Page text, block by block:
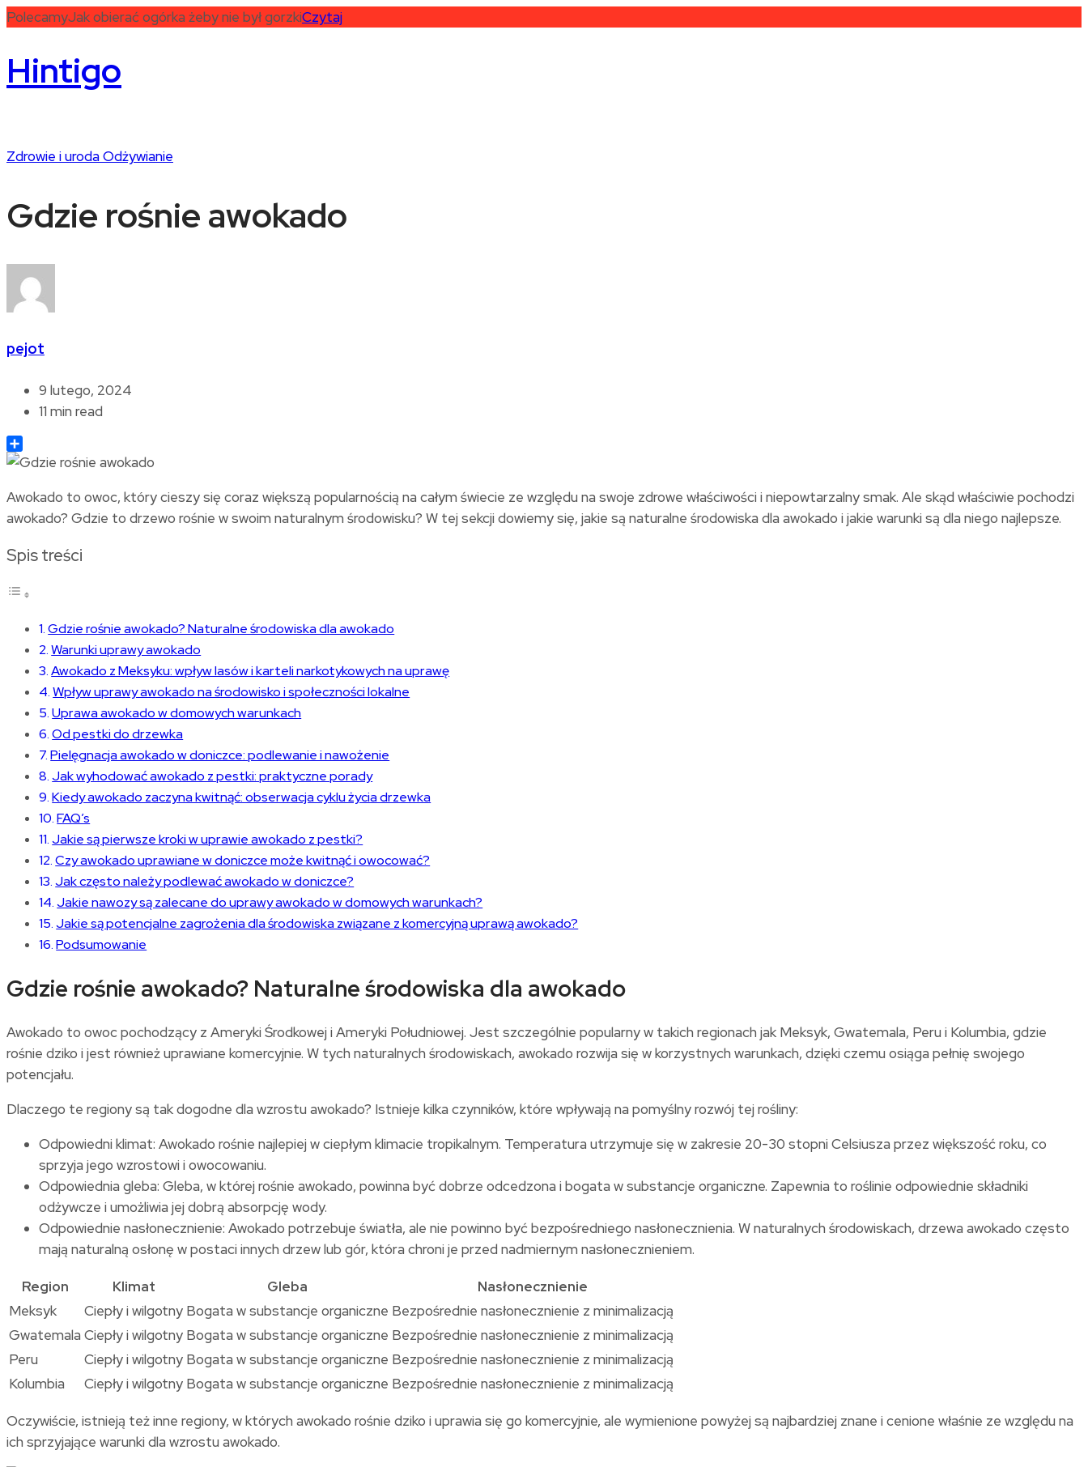
PolecamyJak obierać ogórka żeby nie był gorzkiCzytaj
Hintigo
Zdrowie i urodaOdżywianie
Gdzie rośnie awokado
pejot
9 lutego, 2024
11 min read
Share
Awokado to owoc, który cieszy się coraz większą popularnością na całym świecie ze względu na swoje zdrowe właściwości i niepowtarzalny smak. Ale skąd właściwie pochodzi
awokado? Gdzie to drzewo rośnie w swoim naturalnym środowisku? W tej sekcji dowiemy się, jakie są naturalne środowiska dla awokado i jakie warunki są dla niego najlepsze.
Spis treści
Gdzie rośnie awokado? Naturalne środowiska dla awokado
Warunki uprawy awokado
Awokado z Meksyku: wpływ lasów i karteli narkotykowych na uprawę
Wpływ uprawy awokado na środowisko i społeczności lokalne
Uprawa awokado w domowych warunkach
Od pestki do drzewka
Pielęgnacja awokado w doniczce: podlewanie i nawożenie
Jak wyhodować awokado z pestki: praktyczne porady
Kiedy awokado zaczyna kwitnąć: obserwacja cyklu życia drzewka
FAQ’s
Jakie są pierwsze kroki w uprawie awokado z pestki?
Czy awokado uprawiane w doniczce może kwitnąć i owocować?
Jak często należy podlewać awokado w doniczce?
Jakie nawozy są zalecane do uprawy awokado w domowych warunkach?
Jakie są potencjalne zagrożenia dla środowiska związane z komercyjną uprawą awokado?
Podsumowanie
Gdzie rośnie awokado? Naturalne środowiska dla awokado
Awokado to owoc pochodzący z Ameryki Środkowej i Ameryki Południowej. Jest szczególnie popularny w takich regionach jak Meksyk, Gwatemala, Peru i Kolumbia, gdzie
rośnie dziko i jest również uprawiane komercyjnie. W tych naturalnych środowiskach, awokado rozwija się w korzystnych warunkach, dzięki czemu osiąga pełnię swojego
potencjału.
Dlaczego te regiony są tak dogodne dla wzrostu awokado? Istnieje kilka czynników, które wpływają na pomyślny rozwój tej rośliny:
Odpowiedni klimat: Awokado rośnie najlepiej w ciepłym klimacie tropikalnym. Temperatura utrzymuje się w zakresie 20-30 stopni Celsiusza przez większość roku, co
sprzyja jego wzrostowi i owocowaniu.
Odpowiednia gleba: Gleba, w której rośnie awokado, powinna być dobrze odcedzona i bogata w substancje organiczne. Zapewnia to roślinie odpowiednie składniki
odżywcze i umożliwia jej dobrą absorpcję wody.
Odpowiednie nasłonecznienie: Awokado potrzebuje światła, ale nie powinno być bezpośredniego nasłonecznienia. W naturalnych środowiskach, drzewa awokado często
mają naturalną osłonę w postaci innych drzew lub gór, która chroni je przed nadmiernym nasłonecznieniem.
Region Klimat Gleba
Nasłonecznienie
Meksyk
Ciepły i wilgotny Bogata w substancje organiczne Bezpośrednie nasłonecznienie z minimalizacją
Gwatemala Ciepły i wilgotny Bogata w substancje organiczne Bezpośrednie nasłonecznienie z minimalizacją
Peru
Ciepły i wilgotny Bogata w substancje organiczne Bezpośrednie nasłonecznienie z minimalizacją
Kolumbia
Ciepły i wilgotny Bogata w substancje organiczne Bezpośrednie nasłonecznienie z minimalizacją
Oczywiście, istnieją też inne regiony, w których awokado rośnie dziko i uprawia się go komercyjnie, ale wymienione powyżej są najbardziej znane i cenione właśnie ze względu na
ich sprzyjające warunki dla wzrostu awokado.